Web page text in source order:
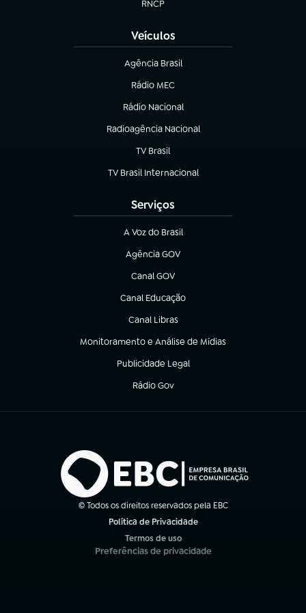
RNCP
(abre em nova aba)
Veículos
Agência Brasil
(abre em nova aba)
Rádio MEC
(abre em nova aba)
Rádio Nacional
Radioagência Nacional
(abre em nova aba)
TV Brasil
(abre em nova aba)
TV Brasil Internacional
(abre em nova aba)
Serviços
A Voz do Brasil
(abre em nova aba)
Agência GOV
(abre em nova aba)
Canal GOV
(abre em nova aba)
Canal Educação
(abre em nova aba)
Canal Libras
(abre em nova aba)
Monitoramento e Análise de Mídias
(abre em nova aba)
Publicidade Legal
(abre em nova aba)
Rádio Gov
(abre em nova aba)
© Todos os direitos reservados pela EBC
Política de Privacidade
Termos de uso
(abre em nova aba)
Preferências de privacidade